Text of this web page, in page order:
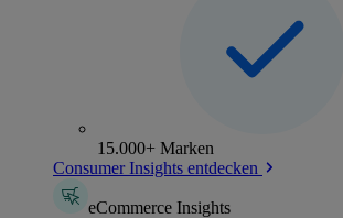
15.000+ Marken
Consumer Insights entdecken
eCommerce Insights